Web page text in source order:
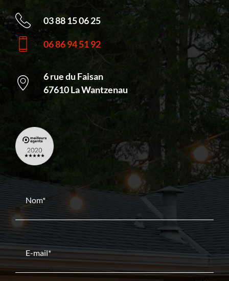
03 88 15 06 25
06 86 94 51 92
6 rue du Faisan
67610 La Wantzenau
Nom*
E-mail*